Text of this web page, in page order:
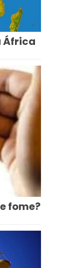
África
fome?